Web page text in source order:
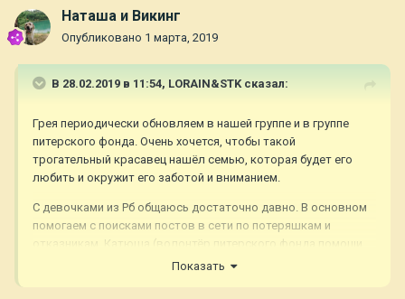
Наташа и Викинг
Опубликовано 1 марта, 2019
В 28.02.2019 в 11:54, LORAIN&STKсказал:
Грея периодически обновляем в нашей группе и в группе
питерского фонда. Очень хочется, чтобы такой
трогательный красавец нашёл семью, которая будет его
любить и окружит его заботой и вниманием.
С девочками из Рб общаюсь достаточно давно. В основном
помогаем с поисками постов в сети по потеряшкам и
отказникам. Катюша (волонтёр питерского фонда помощи
ретриверам) разместила на днях общий пост по некоторым
Показать